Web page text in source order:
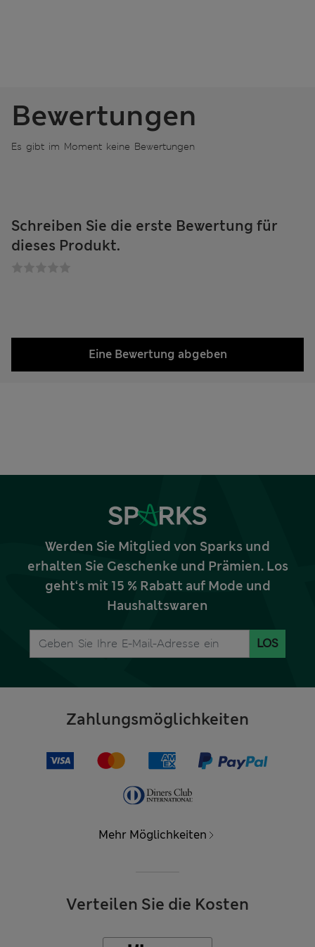
Bewertungen
Es gibt im Moment keine Bewertungen
Schreiben Sie die erste Bewertung für
dieses Produkt.
Eine Bewertung abgeben
Werden Sie Mitglied von Sparks und
erhalten Sie Geschenke und Prämien. Los
geht‘s mit 15 % Rabatt auf Mode und
Haushaltswaren
LOS
Zahlungsmöglichkeiten
Mehr Möglichkeiten
Verteilen Sie die Kosten